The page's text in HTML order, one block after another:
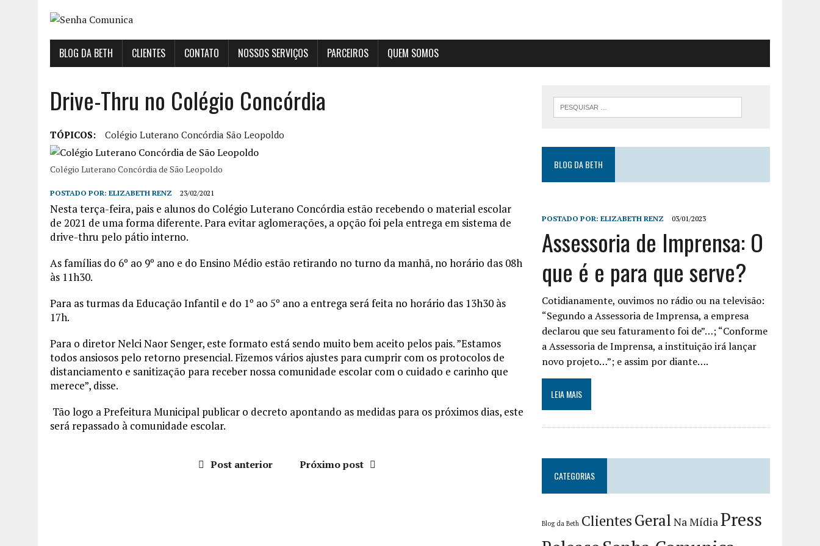
BLOG DA BETH CLIENTES CONTATO NOSSOS SERVIÇOS PARCEIROS QUEM SOMOS
Drive-Thru no Colégio Concórdia
TÓPICOS: Colégio Luterano Concórdia São Leopoldo
Colégio Luterano Concórdia de São Leopoldo
POSTADO POR: ELIZABETH RENZ 23/02/2021
Nesta terça-feira, pais e alunos do Colégio Luterano Concórdia estão recebendo o material escolar
de 2021 de uma forma diferente. Para evitar aglomerações, a opção foi pela entrega em sistema de
drive-thru pelo pátio interno.
As famílias do 6º ao 9º ano e do Ensino Médio estão retirando no turno da manhã, no horário das 08h
às 11h30.
Para as turmas da Educação Infantil e do 1º ao 5º ano a entrega será feita no horário das 13h30 às
17h.
Para o diretor Nelci Naor Senger, este formato está sendo muito bem aceito pelos pais. ”Estamos
todos ansiosos pelo retorno presencial. Fizemos vários ajustes para cumprir com os protocolos de
distanciamento e sanitização para receber nossa comunidade escolar com o cuidado e carinho que
merece”, disse.
Tão logo a Prefeitura Municipal publicar o decreto apontando as medidas para os próximos dias, este
será repassado à comunidade escolar.
Post anterior Próximo post
BLOG DA BETH
POSTADO POR:ELIZABETH RENZ 03/01/2023
Assessoria de Imprensa: O
que é e para que serve?
Cotidianamente, ouvimos no rádio ou na televisão:
“Segundo a Assessoria de Imprensa, a empresa
declarou que seu faturamento foi de”…; “Conforme
a Assessoria de Imprensa, a instituição irá lançar
novo projeto…”; e assim por diante….
LEIA MAIS
CATEGORIAS
Blog da Beth ClientesGeral Na MídiaPress